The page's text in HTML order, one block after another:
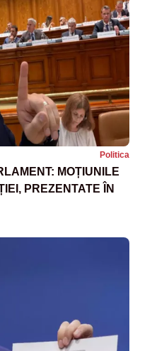
Politica
MOȚIUNILE
PREZENTATE ÎN